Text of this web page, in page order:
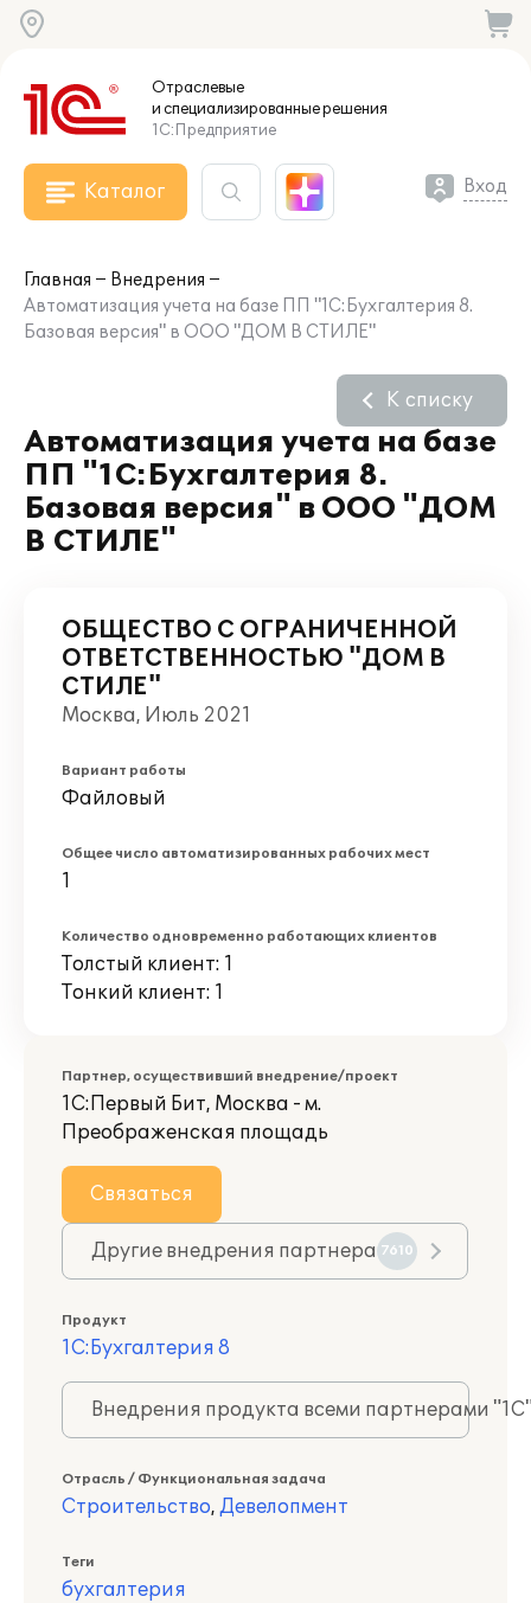
Отраслевые
и специализированныерешения
1С:Предприятие
Каталог Вход
Главная
Внедрения
Автоматизация учета на базе ПП "1С:Бухгалтерия 8.
Базовая версия" в ООО "ДОМ В СТИЛЕ"
Автоматизация учета на базе
ПП "1С:Бухгалтерия 8.
Базовая версия" в ООО "ДОМ
В СТИЛЕ"
К списку
ОБЩЕСТВО С ОГРАНИЧЕННОЙ
ОТВЕТСТВЕННОСТЬЮ "ДОМ В
СТИЛЕ"
Москва, Июль 2021
Вариант работы
Файловый
Общее число автоматизированных рабочих мест
1
Количество одновременно работающих клиентов
Толстый клиент: 1
Тонкий клиент: 1
Партнер, осуществивший внедрение/проект
1С:Первый Бит, Москва - м.
Преображенская площадь
Связаться
Другие внедрения партнера 7610
Продукт
1С:Бухгалтерия 8
Внедрения продукта всеми партнерами
Отрасль / Функциональная задача
Строительство, Девелопмент
Теги
бухгалтерия